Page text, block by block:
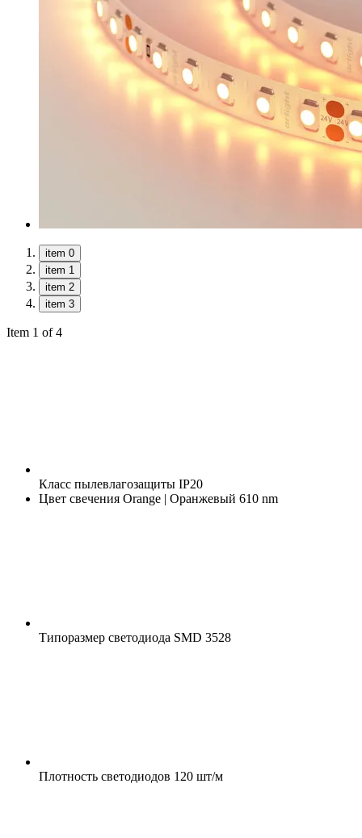
item 0
item 1
item 2
item 3
Item 1 of 4
Класс пылевлагозащиты IP20
Цвет свечения Orange | Оранжевый 610 nm
Типоразмер светодиода SMD 3528
Плотность светодиодов 120 шт/м